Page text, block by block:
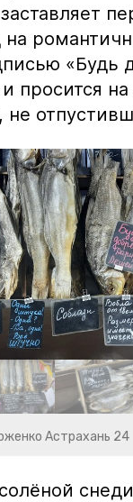
на
«Будь
просится на
не
Астрахань 24